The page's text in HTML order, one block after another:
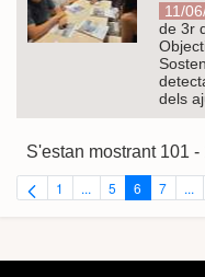
11/
de 3r
dels
S'estan mostrant 101
Pàgina
1 ...Pàgines
Pàgina
5 Pàgina
6 Pàgina
7 ...